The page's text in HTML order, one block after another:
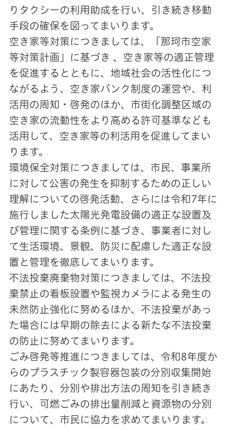
りタクシーの利用助成を行い、引き続き移動
手段の確保を図ってまいります。
空き家等対策につきましては、「那珂市空家
等対策計画」に基づき 、空き家等の適正管理
を促進するとともに、地域社会の活性化につ
ながるよう、空き家バンク制度の運営や、利
活用の周知・啓発のほか、市街化調整区域の
空き家の流動性をより高める許可基準なども
活用して、空き家等の利活用を促進してまい
ります。
環境保全対策につきましては、市民、事業所
に対して公害の発生を抑制するための正しい
理解についての啓発活動、さらには令和7年に
施行しました太陽光発電設備の適正な設置及
び管理に関する条例に基づき、事業者に対し
て生活環境、景観、防災に配慮した適正な設
置と管理を徹底してまいります。
不法投棄廃棄物対策につきましては、不法投
棄禁止の看板設置や監視カメラによる発生の
未然防止強化に努めるほか、不法投棄があっ
た場合には早期の除去による新たな不法投棄
の防止に努めてまいります。
ごみ啓発等推進につきましては、令和8年度か
らのプラスチック製容器包装の分別収集開始
にあたり、分別や排出方法の周知を引き続き
行い、可燃ごみの排出量削減と資源物の分別
について、市民に協力を求めてまいります。